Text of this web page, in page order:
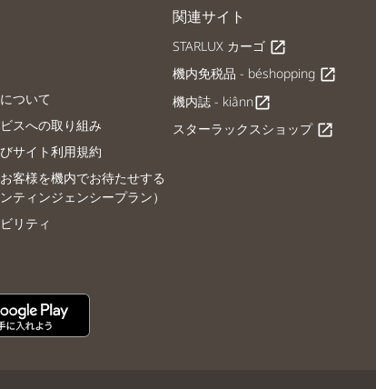
ついて
スへの取り組み
サイト利用規約
客様を機内でお待たせする
ティンジェンシープラン）
リティ
関連サイト
STARLUX カーゴ open_in_new
機内免税品 - béshopping open_in_new
機内誌 - kiânnopen_in_new
スターラックスショップ open_in_new